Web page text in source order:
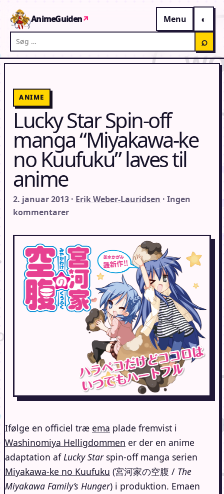
AnimeGuiden↗
Menu
Søg på AnimeGuiden
⌕
ANIME
Lucky Star Spin-off
manga “Miyakawa-ke
no Kuufuku” laves til
anime
2. januar 2013 · Erik Weber-Lauridsen · Ingen
kommentarer
Ifølge en officiel træ ema plade fremvist i
Washinomiya Helligdommen er der en anime
adaptation afLucky Starspin-off manga serien
Miyakawa-ke no Kuufuku (宮河家の空腹 / The
Miyakawa Family’s Hunger) i produktion. Emaen